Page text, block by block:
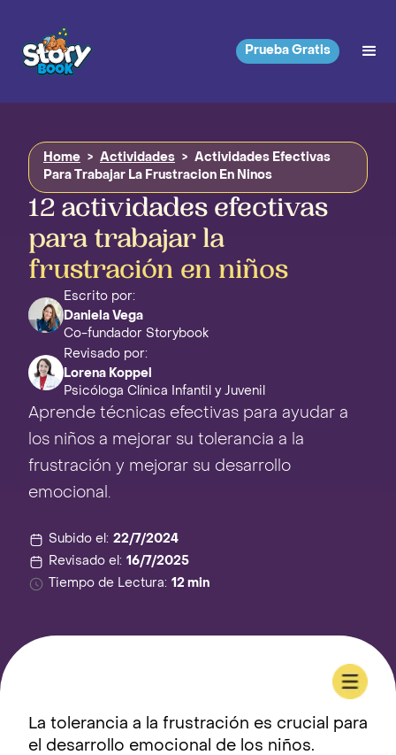
Prueba Gratis
Home > Actividades >
Actividades Efectivas
Para Trabajar La Frustracion En Ninos
12 actividades efectivas
para trabajar la
frustración en niños
Escrito por:
Daniela Vega
Co-fundador Storybook
Revisado por:
Lorena Koppel
Psicóloga Clínica Infantil y Juvenil
Aprende técnicas efectivas para ayudar a
los niños a mejorar su tolerancia a la
frustración y mejorar su desarrollo
emocional.
Subido el: 22/7/2024
Revisado el: 16/7/2025
Tiempo de Lectura: 12 min
La tolerancia a la frustración es crucial para
el desarrollo emocional de los niños.